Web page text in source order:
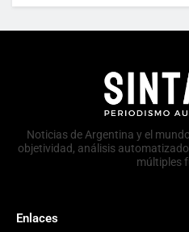
Noticias de Argentina y el
objetividad, análisis
múltiples
Enlaces